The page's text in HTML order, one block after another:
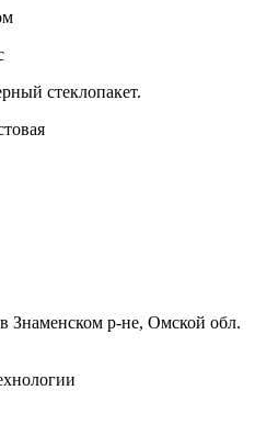
стеклопакет.
Знаменском р-не, Омской обл.